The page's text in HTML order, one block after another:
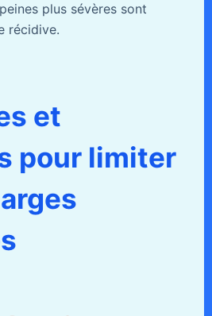
plus sévères sont
récidive.
et
pour limiter